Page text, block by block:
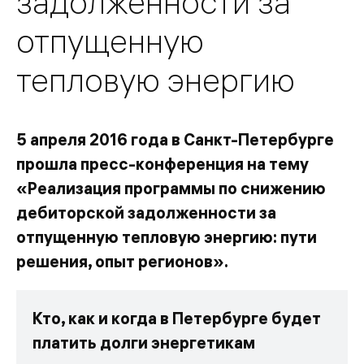
отпущенную
тепловую энергию
5 апреля 2016 года в Санкт-Петербурге
прошла пресс-конференция на тему
«Реализация программы по снижению
дебиторской задолженности за
отпущенную тепловую энергию: пути
решения, опыт регионов».
Кто, как и когда в Петербурге будет
платить долги энергетикам